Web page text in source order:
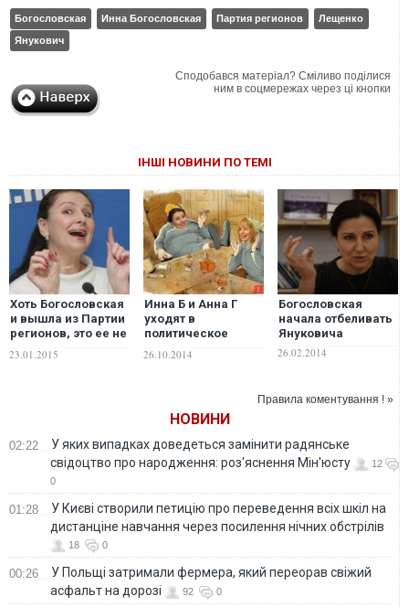
Богословская Инна Богословская Партия регионов
Лещенко
Янукович
Сподобався матеріал? Сміливо поділися
ним в соцмережах через ці кнопки
ІНШІ НОВИНИ ПО ТЕМІ
Хоть Богословская
и вышла из Партии
регионов, это ее не
блогер о перепалке
23.01.2015
Инна Б и Анна Г
уходят в
политическое
26.10.2014
Богословская
начала отбеливать
Януковича
26.02.2014
Правила коментування ! »
НОВИНИ
02:22
У яких випадках доведеться замінити радянське
свідоцтво про народження: роз'яснення Мін'юсту
12
0
01:28
У Києві створили петицію про переведення всіх шкіл на
дистанціне навчання через посилення нічних обстрілів
18 0
00:26
У Польщі затримали фермера, який переорав свіжий
асфальт на дорозі
92 0